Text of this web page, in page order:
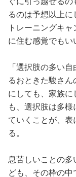
るのは予想以上に
トレーニングキ
に住む感覚でもい
「選択肢の多い
るおときた駿さ
にしても、家族に
も、選択肢は多
ていくことが、表
る。
息苦しいことの
ども、その枠の